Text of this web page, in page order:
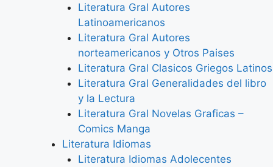
Literatura Gral Autores
Latinoamericanos
Literatura Gral Autores
norteamericanos y Otros Paises
Literatura Gral Clasicos Griegos Latinos
Literatura Gral Generalidades del libro
y la Lectura
Literatura Gral Novelas Graficas –
Comics Manga
Literatura Idiomas
Literatura Idiomas Adolecentes